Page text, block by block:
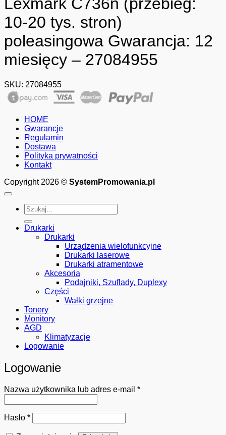
Lexmark C736n (przebieg:
10-20 tys. stron)
poleasingowa Gwarancja: 12
miesięcy – 27084955
SKU: 27084955
HOME
Gwarancje
Regulamin
Dostawa
Polityka prywatności
Kontakt
Copyright 2026 © SystemPromowania.pl
Szukaj:
Drukarki
Drukarki
Urządzenia wielofunkcyjne
Drukarki laserowe
Drukarki atramentowe
Akcesoria
Podajniki, Szuflady, Duplexy
Części
Wałki grzejne
Tonery
Monitory
AGD
Klimatyzacje
Logowanie
Logowanie
Nazwa użytkownika lub adres e-mail *Wymagane
Hasło *Wymagane